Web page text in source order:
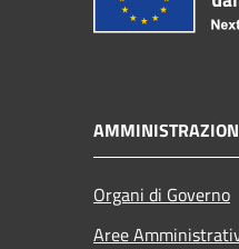
Organi di Governo
Aree